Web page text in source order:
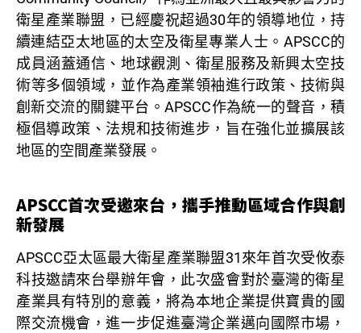
衛星產業聯盟，已經慶祝超過30年的領導地位，持
續連結亞太地區的太空及衛星專業人士。APSCC的
成員涵蓋通信、地球觀測、衛星服務及新興太空技
術等多個領域，並作為產業領袖進行政策、技術與
創新交流的關鍵平台。APSCC作為統一的聲音，積
極倡導政策、法規和技術進步，旨在強化並擴展該
地區的空間產業發展。
APSCC首次受邀來台，攜手推動區域合作與創
新發展
APSCC亞太區最大衛星產業聯盟31來年首次受攸泰
科技邀請來台舉辦年會，此次盛會對於臺灣的衛星
產業具有特別的意義，將為本地企業提供寶貴的國
際交流機會，進一步促進臺灣企業邁向國際市場，